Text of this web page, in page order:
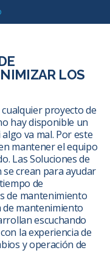
LOS
proyecto de
hay disponible un
va mal. Por este
mantener el equipo
Las Soluciones de
crean para ayudar
de
de mantenimiento
de mantenimiento
escuchando
la experiencia de
y operación de